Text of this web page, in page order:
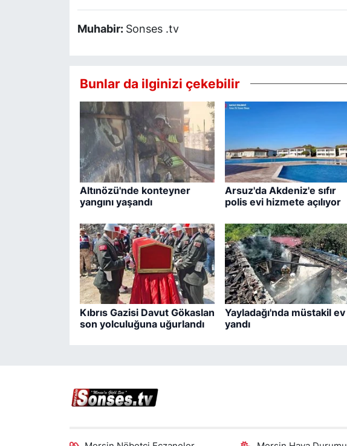
Muhabir: Sonses .tv
Bunlar da ilginizi çekebilir
Altınözü'nde konteyner
yangını yaşandı
Arsuz'da Akdeniz'e sıfır
polis evi hizmete açılıyor
Kıbrıs Gazisi Davut Gökaslan
son yolculuğuna uğurlandı
Yayladağı'nda müstakil ev
yandı